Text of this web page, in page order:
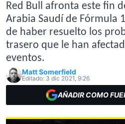
Red Bull afronta este fin
Arabia Saudí de Fórmula
de haber resuelto los
trasero que le han
eventos.
Matt Somerfield
Editado: 3 dic 2021, 9:26
AÑADIR COMO